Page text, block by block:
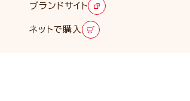
ブランドサイト
ネットで購入